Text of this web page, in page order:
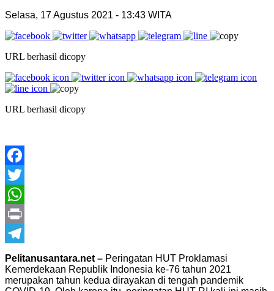
Selasa, 17 Agustus 2021 - 13:43 WITA
URL berhasil dicopy
URL berhasil dicopy
Facebook
Twitter
WhatsApp
Print
Telegram
Pelitanusantara.net – Peringatan HUT Proklamasi
Kemerdekaan Republik Indonesia ke-76 tahun 2021
merupakan tahun kedua dirayakan di tengah pandemik